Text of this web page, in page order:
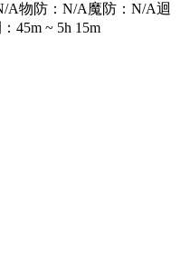
A物防 ： N/A魔防 ： N/A迴
： 45m ~ 5h 15m